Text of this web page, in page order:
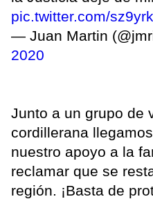
pic.twitter.com/
— Juan Martin
2020
Junto a un grupo de
cordillerana
nuestro apoyo a la
reclamar que se
región. ¡Basta de